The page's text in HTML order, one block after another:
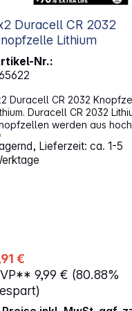
Duracell CR 2032
Lithium
Nr.:
Duracell CR 2032
Duracell CR 2032
werden aus
hergestellt und
Lebensdauer. Die
beträgt bis zu
Technologie
Schicht auf der Rückseite
die bitter schmeckt.
hat Duracell eine
Lieferzeit: ca. 1-5
€
9,99 € (80.88%